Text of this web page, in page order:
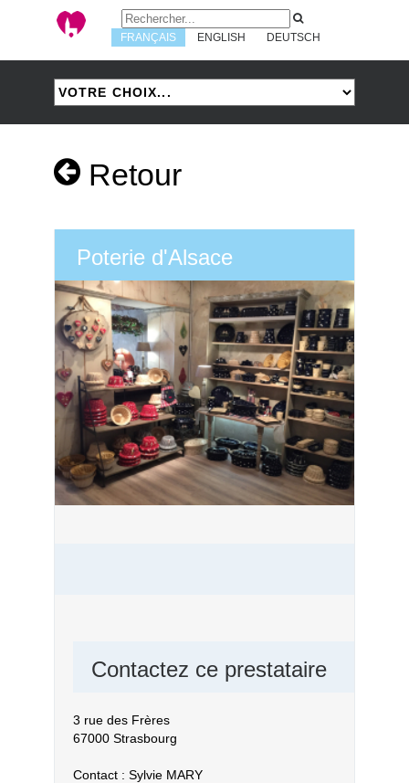
FRANÇAIS ENGLISH DEUTSCH
Retour
Poterie d'Alsace
Contactez ce prestataire
3 rue des Frères
67000 Strasbourg
Contact : Sylvie MARY